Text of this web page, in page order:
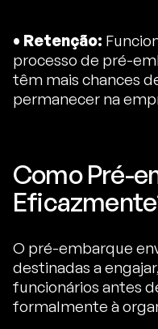
• Retenção:
processo de pré-
têm mais chances
permanecer na
Como Pré-
O pré-embarque
destinadas a
funcionários antes
formalmente à